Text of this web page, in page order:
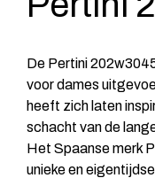
De Pertini
voor dames
heeft zich laten
schacht van de
Het Spaanse merk
unieke en